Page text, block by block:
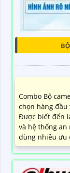
Combo Bộ
chọn hàng
Được biết đến
và hệ thống an
dùng nhiều ưu